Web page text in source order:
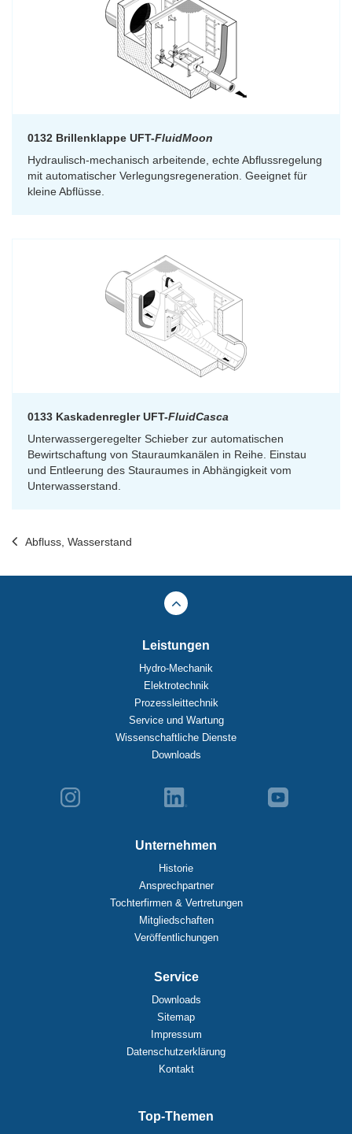
0132 Brillenklappe UFT-FluidMoon
Hydraulisch-mechanisch arbeitende, echte Abflussregelung
mit automatischer Verlegungsregeneration. Geeignet für
kleine Abflüsse.
0133 Kaskadenregler UFT-FluidCasca
Unterwassergeregelter Schieber zur automatischen
Bewirtschaftung von Stauraumkanälen in Reihe. Ein­stau
und Entleerung des Stauraumes in Abhängigkeit vom
Unterwasserstand.
Abfluss, Wasserstand
Leistungen
Hydro-Mechanik
Elektrotechnik
Prozessleittechnik
Service und Wartung
Wissenschaftliche Dienste
Downloads
Unternehmen
Historie
Ansprechpartner
Tochterfirmen & Vertretungen
Mitgliedschaften
Veröffentlichungen
Service
Downloads
Sitemap
Impressum
Datenschutzerklärung
Kontakt
Top-Themen